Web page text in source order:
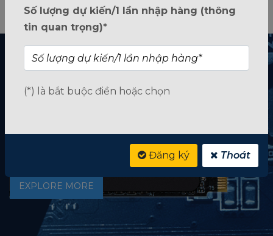
RAM MEMORY
EXPLORE MORE
Số lượng dự kiến/1 lần nhập hàng (thông
tin quan trọng)*
(*) là bắt buộc điền hoặc chọn
Đăng ký Thoát